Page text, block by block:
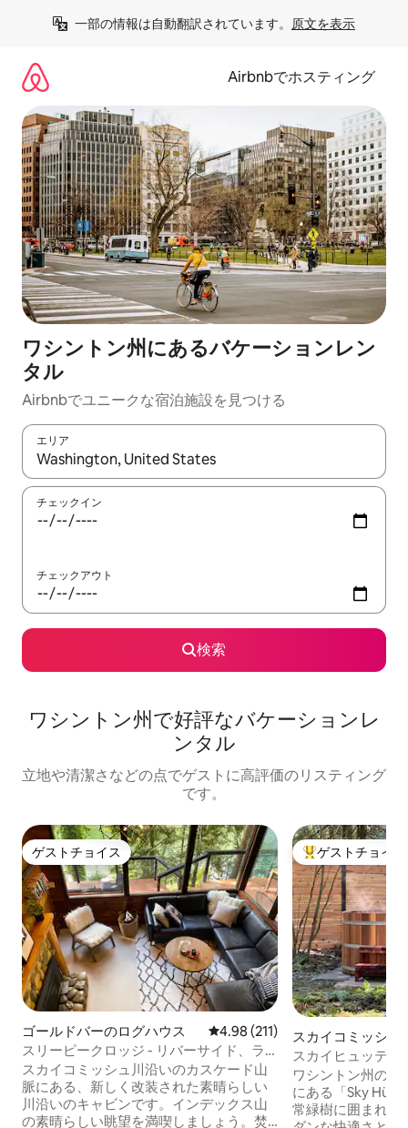
一部の情報は自動翻訳されています。 原文を表示
Airbnbでホスティング
ワシントン州にあるバケーションレン
タル
Airbnbでユニークな宿泊施設を見つける
エリア
検索結果が表示されたら、上下の矢印キーを使って移動するか
チェックイン
チェックアウト
検索
ワシントン州で好評なバケーションレ
ンタル
立地や清潔さなどの点でゲストに高評価のリスティング
です。
ゲストチョイス
ゲストチョイス
ゴールドバーのログハウス レビュー211件、5つ星中4.98つ
4.98 (211)
スリーピークロッジ - リバーサイド、ラ
グジュアリー、バスタブ、サウナ、ペッ
ト
スカイコミッシュ川沿いのカスケード山
脈にある、新しく改装された素晴らしい
川沿いのキャビンです。インデックス山
の素晴らしい眺望を満喫しましょう。焚
大好評のゲスト
ゲストチョイス
スカイコミッシュ
ウス
スカイヒュッテ：
風呂・ジャグジー
ログハウス
ワシントン州のセ
にある「Sky
常緑樹に囲まれた